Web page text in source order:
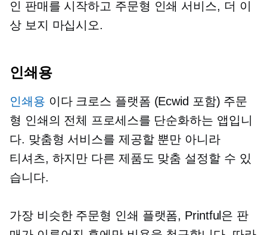
인 판매를 시작하고 주문형 인쇄 서비스, ​​더 이
상 보지 마십시오.
인쇄용
인쇄용 이다 크로스 플랫폼 (Ecwid 포함) 주문
형 인쇄의 전체 프로세스를 단순화하는 앱입니
다. 맞춤형 서비스를 제공할 뿐만 아니라
티셔츠, 하지만 다른 제품도 맞춤 설정할 수 있
습니다.
가장 비슷한 주문형 인쇄 플랫폼, Printful은 판